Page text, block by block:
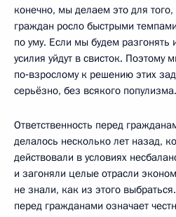
конечно, мы делаем это для того,
граждан росло быстрыми
по уму. Если мы будем
усилия уйдут в свисток. Поэтому
по‑взрослому к решению этих
серьёзно, без всякого популизма.
Ответственность перед
делалось несколько лет назад,
действовали в условиях
и загоняли целые отрасли
не знали, как из этого
перед гражданами означает